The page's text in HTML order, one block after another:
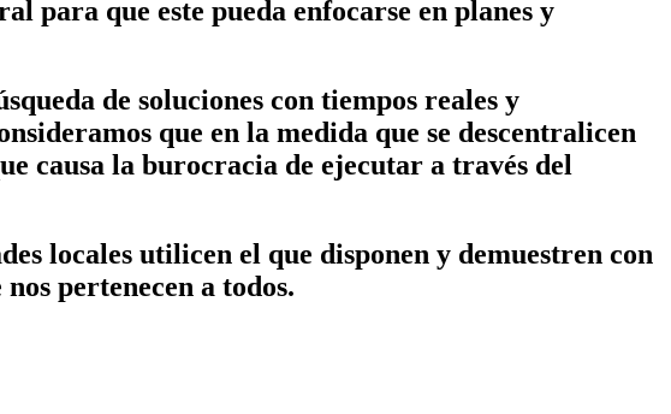
para que este pueda enfocarse en planes y
de soluciones con tiempos reales y
que en la medida que se descentralicen
causa la burocracia de ejecutar a través del
locales utilicen el que disponen y demuestren con
pertenecen a todos.